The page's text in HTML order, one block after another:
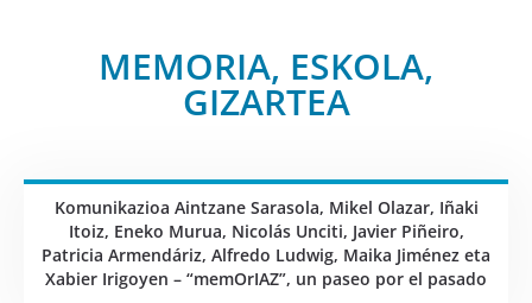
MEMORIA, ESKOLA,
GIZARTEA
Komunikazioa Aintzane Sarasola, Mikel Olazar, Iñaki
Itoiz, Eneko Murua, Nicolás Unciti, Javier Piñeiro,
Patricia Armendáriz, Alfredo Ludwig, Maika Jiménez eta
Xabier Irigoyen – “memOrIAZ”, un paseo por el pasado